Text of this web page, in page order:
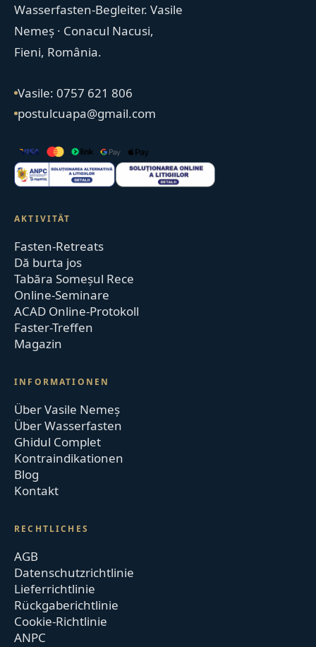
Wasserfasten-Begleiter. Vasile
Nemeș · Conacul Nacusi,
Fieni, România.
Vasile: 0757 621 806
postulcuapa@gmail.com
AKTIVITÄT
Fasten-Retreats
Dă burta jos
Tabăra Someșul Rece
Online-Seminare
ACAD Online-Protokoll
Faster-Treffen
Magazin
INFORMATIONEN
Über Vasile Nemeș
Über Wasserfasten
Ghidul Complet
Kontraindikationen
Blog
Kontakt
RECHTLICHES
AGB
Datenschutzrichtlinie
Lieferrichtlinie
Rückgaberichtlinie
Cookie-Richtlinie
ANPC